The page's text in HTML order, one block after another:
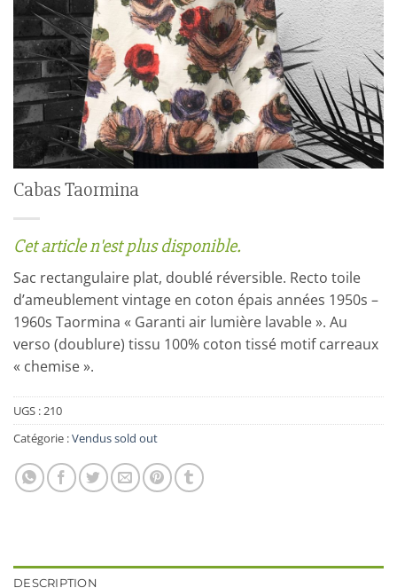
Cabas Taormina
Cet article n'est plus disponible.
Sac rectangulaire plat, doublé réversible. Recto toile
d’ameublement vintage en coton épais années 1950s –
1960s Taormina « Garanti air lumière lavable ». Au
verso (doublure) tissu 100% coton tissé motif carreaux
« chemise ».
UGS :210
Catégorie :Vendus sold out
DESCRIPTION